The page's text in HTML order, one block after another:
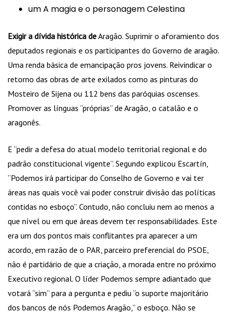
um A magia e o personagem Celestina
Exigir a dívida histórica deAragão. Suprimir o aforamiento dos
deputados regionais e os participantes do Governo de aragão.
Uma renda básica de emancipação pros jovens. Reivindicar o
retorno das obras de arte exilados como as pinturas do
Mosteiro de Sijena ou 112 bens das paróquias oscenses.
Promover as línguas “próprias” de Aragão, o catalão e o
aragonês.
E “pedir a defesa do atual modelo territorial regional e do
padrão constitucional vigente”. Segundo explicou Escartín,
“Podemos irá participar do Conselho de Governo e vai ter
áreas nas quais você vai poder construir divisão das políticas
contidas no esboço”. Contudo, não concluiu nem ao menos a
que nível ou em que áreas devem ter responsabilidades. Este
era um dos pontos mais conflitantes pra aparecer a um
acordo, em razão de o PAR, parceiro preferencial do PSOE,
não é partidário de que a criação, a morada entre no próximo
Executivo regional. O líder Podemos sempre adiantado que
votará “sim” para a pergunta e pediu “o suporte majoritário
dos bancos de nós Podemos Aragão,” o esboço. Não se